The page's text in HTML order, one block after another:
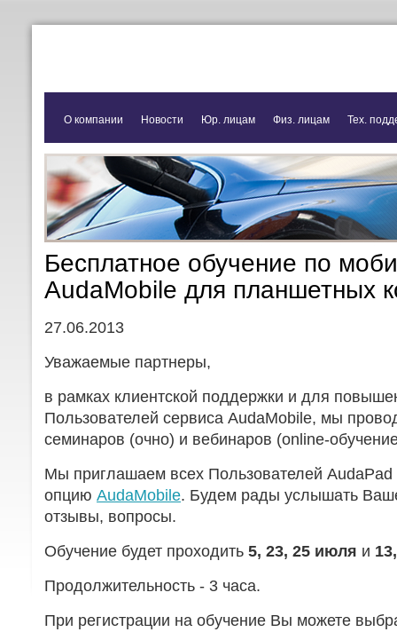
О компании Новости Юр. лицам Физ. лицам Тех.
Бесплатное обучение по
AudaMobile для планшетных
27.06.2013
Уважаемые партнеры,
в рамках клиентской поддержки и для
Пользователей сервиса AudaMobile, мы
семинаров (очно) и вебинаров (online-
Мы приглашаем всех Пользователей
опцию AudaMobile. Будем рады услышать
отзывы, вопросы.
Обучение будет проходить 5, 23, 25 июля и
Продолжительность - 3 часа.
При регистрации на обучение Вы можете